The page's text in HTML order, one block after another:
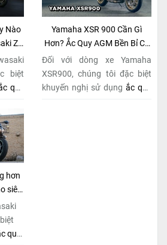
Nào
Z-
biệt
quy
chọn
giải
kế
mã"
MF
tiến,
Yamaha XSR 900 Cần Gì
Hơn? Ắc Quy AGM Bền Bỉ Có
Tại Shop 299
Đối với dòng xe Yamaha
XSR900, chúng tôi đặc biệt
khuyến nghị sử dụng ắc quy
hơn
siêu
quy